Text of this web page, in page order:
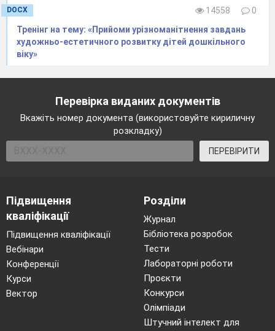
по центру пальчиками і згорнемо з двох
сторін. Їжачок наш щось притих, може
він заснув. Це наші зірочки навіяли йому
чудові, кольорові сни. Що йому сниться
Віднесемо нашого їжачка до нірки і
DOCX 14558
0
Тренінг на тему: «Прийоми урізноманітнення завдань
художньо-естетичного розвитку дітей дошкільного
віку»
Перевірка виданих документів
Вкажіть номер документа (використовуйте кириличну
розкладку)
ПЕРЕВІРИТИ
Підвищення
кваліфікації
Підвищення кваліфікації
Вебінари
Конференції
Курси
Вектор
Розділи
Журнал
Бібліотека розробок
Тести
Лабораторні роботи
Проєкти
Конкурси
Олімпіади
Штучний інтелект для